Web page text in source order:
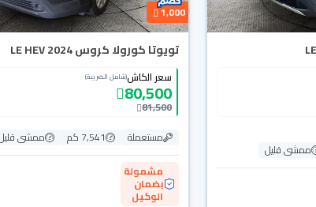
ممشى قليل
1,000
تويوتا كورولا كروس LE HEV 2024
سعر الكاش(شامل الضريبة)
80,500
81,500
مستعملة
7,541 كم
ممشى
مشمولة
بضمان
الوكيل